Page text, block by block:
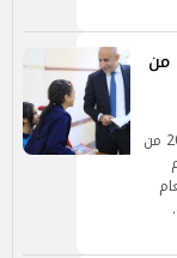
من
يقدم لكم موقع الموجز رابط التقييمات الأسبوعية 2025 من